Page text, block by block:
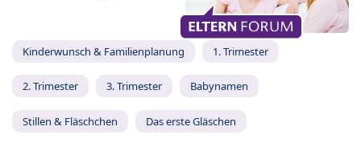
Kinderwunsch & Familienplanung 1. Trimester
2. Trimester 3. Trimester Babynamen
Stillen & Fläschchen Das erste Gläschen